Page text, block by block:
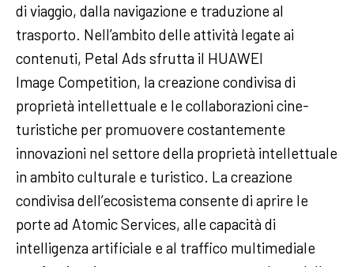
di viaggio, dalla navigazione e traduzione al
trasporto. Nell’ambito delle attività legate ai
contenuti, Petal Ads sfrutta il HUAWEI
Image Competition, la creazione condivisa di
proprietà intellettuale e le collaborazioni cine-
turistiche per promuovere costantemente
innovazioni nel settore della proprietà intellettuale
in ambito culturale e turistico. La creazione
condivisa dell’ecosistema consente di aprire le
porte ad Atomic Services, alle capacità di
intelligenza artificiale e al traffico multimediale